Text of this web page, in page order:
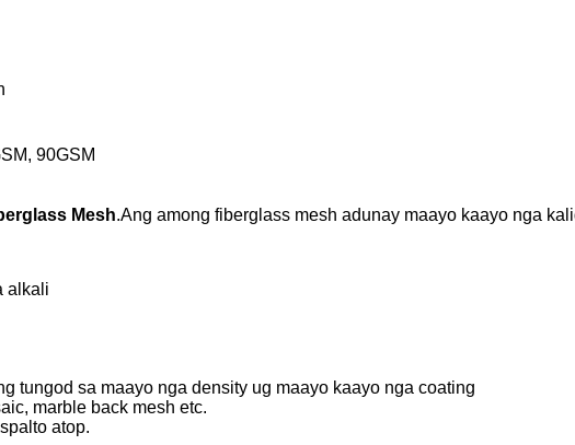
90GSM
Mesh.Ang among fiberglass mesh adunay maayo kaayo nga
alkali
tungod sa maayo nga density ug maayo kaayo nga coating
marble back mesh etc.
atop.